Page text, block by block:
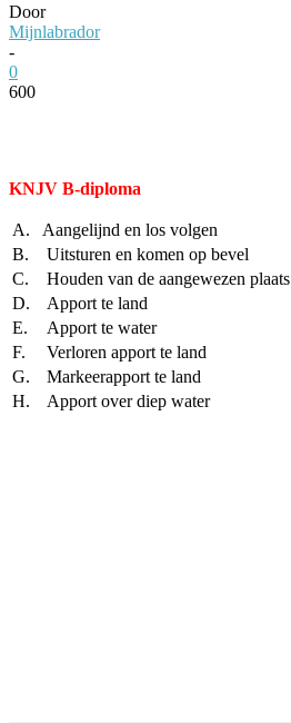
Door
Mijnlabrador
-
0
600
KNJV B-diploma
A. Aangelijnd en los volgen
B.
Uitsturen en komen op bevel
C.
Houden van de aangewezen plaats
D.
Apport te land
E.
Apport te water
F.
Verloren apport te land
G.
Markeerapport te land
H.
Apport over diep water